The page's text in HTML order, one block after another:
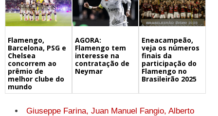
Flamengo,
Barcelona, PSG e
Chelsea
concorrem ao
prêmio de
melhor clube do
mundo
AGORA:
Flamengo tem
interesse na
contratação de
Neymar
Eneacampeão,
veja os números
finais da
participação do
Flamengo no
Brasileirão 2025
Giuseppe Farina, Juan Manuel Fangio, Alberto